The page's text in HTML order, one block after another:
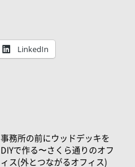
LinkedIn
事務所の前にウッドデッキを
DIYで作る〜さくら通りのオフ
ィス(外とつながるオフィス)